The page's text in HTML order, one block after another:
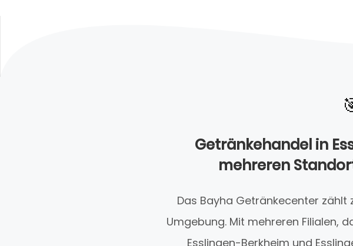
Getränkehandel in
mehreren
Das Bayha Getränkecenter
Umgebung. Mit mehreren Filialen,
Esslingen-Berkheim und